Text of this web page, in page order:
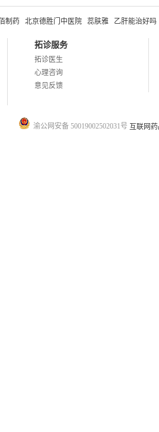
制药 北京德胜门中医院 蕊肤雅 乙肝能治好吗
拓诊服务
拓诊医生
心理咨询
意见反馈
渝公网安备 50019002502031号 互联网